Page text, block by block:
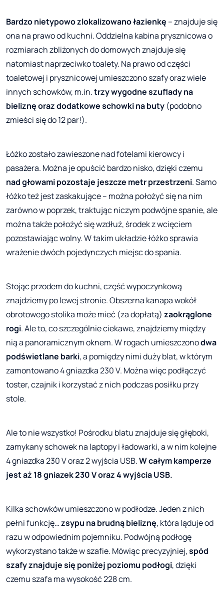
Bardzo nietypowo zlokalizowano łazienkę – znajduje się
ona na prawo od kuchni. Oddzielna kabina prysznicowa o
rozmiarach zbliżonych do domowych znajduje się
natomiast naprzeciwko toalety. Na prawo od części
toaletowej i prysznicowej umieszczono szafy oraz wiele
innych schowków, m.in.trzy wygodne szuflady na
bieliznę oraz dodatkowe schowki na buty (podobno
zmieści się do 12 par!).
Łóżko zostało zawieszone nad fotelami kierowcy i
pasażera. Można je opuścić bardzo nisko, dzięki czemu
nad głowami pozostaje jeszcze metr przestrzeni. Samo
łóżko też jest zaskakujące – można położyć się na nim
zarówno w poprzek, traktując niczym podwójne spanie, ale
można także położyć się wzdłuż, środek z wcięciem
pozostawiając wolny. W takim układzie łóżko sprawia
wrażenie dwóch pojedynczych miejsc do spania.
Stojąc przodem do kuchni, część wypoczynkową
znajdziemy po lewej stronie. Obszerna kanapa wokół
obrotowego stolika może mieć (za dopłatą) zaokrąglone
rogi. Ale to, co szczególnie ciekawe, znajdziemy między
nią a panoramicznym oknem. W rogach umieszczonodwa
podświetlane barki, a pomiędzy nimi duży blat, w którym
zamontowano 4 gniazdka 230 V. Można więc podłączyć
toster, czajnik i korzystać z nich podczas posiłku przy
stole.
Ale to nie wszystko! Pośrodku blatu znajduje się głęboki,
zamykany schowek na laptopy i ładowarki, a w nim kolejne
4 gniazdka 230 V oraz 2 wyjścia USB.W całym kamperze
jest aż 18 gniazek 230 V oraz 4 wyjścia USB.
Kilka schowków umieszczono w podłodze. Jeden z nich
pełni funkcję…zsypu na brudną bieliznę, która ląduje od
razu w odpowiednim pojemniku. Podwójną podłogę
wykorzystano także w szafie. Mówiąc precyzyjniej,spód
szafy znajduje się poniżej poziomu podłogi, dzięki
czemu szafa ma wysokość 228 cm.